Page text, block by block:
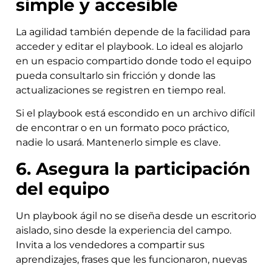
simple y accesible
La agilidad también depende de la facilidad para
acceder y editar el playbook. Lo ideal es alojarlo
en un espacio compartido donde todo el equipo
pueda consultarlo sin fricción y donde las
actualizaciones se registren en tiempo real.
Si el playbook está escondido en un archivo difícil
de encontrar o en un formato poco práctico,
nadie lo usará. Mantenerlo simple es clave.
6. Asegura la participación
del equipo
Un playbook ágil no se diseña desde un escritorio
aislado, sino desde la experiencia del campo.
Invita a los vendedores a compartir sus
aprendizajes, frases que les funcionaron, nuevas